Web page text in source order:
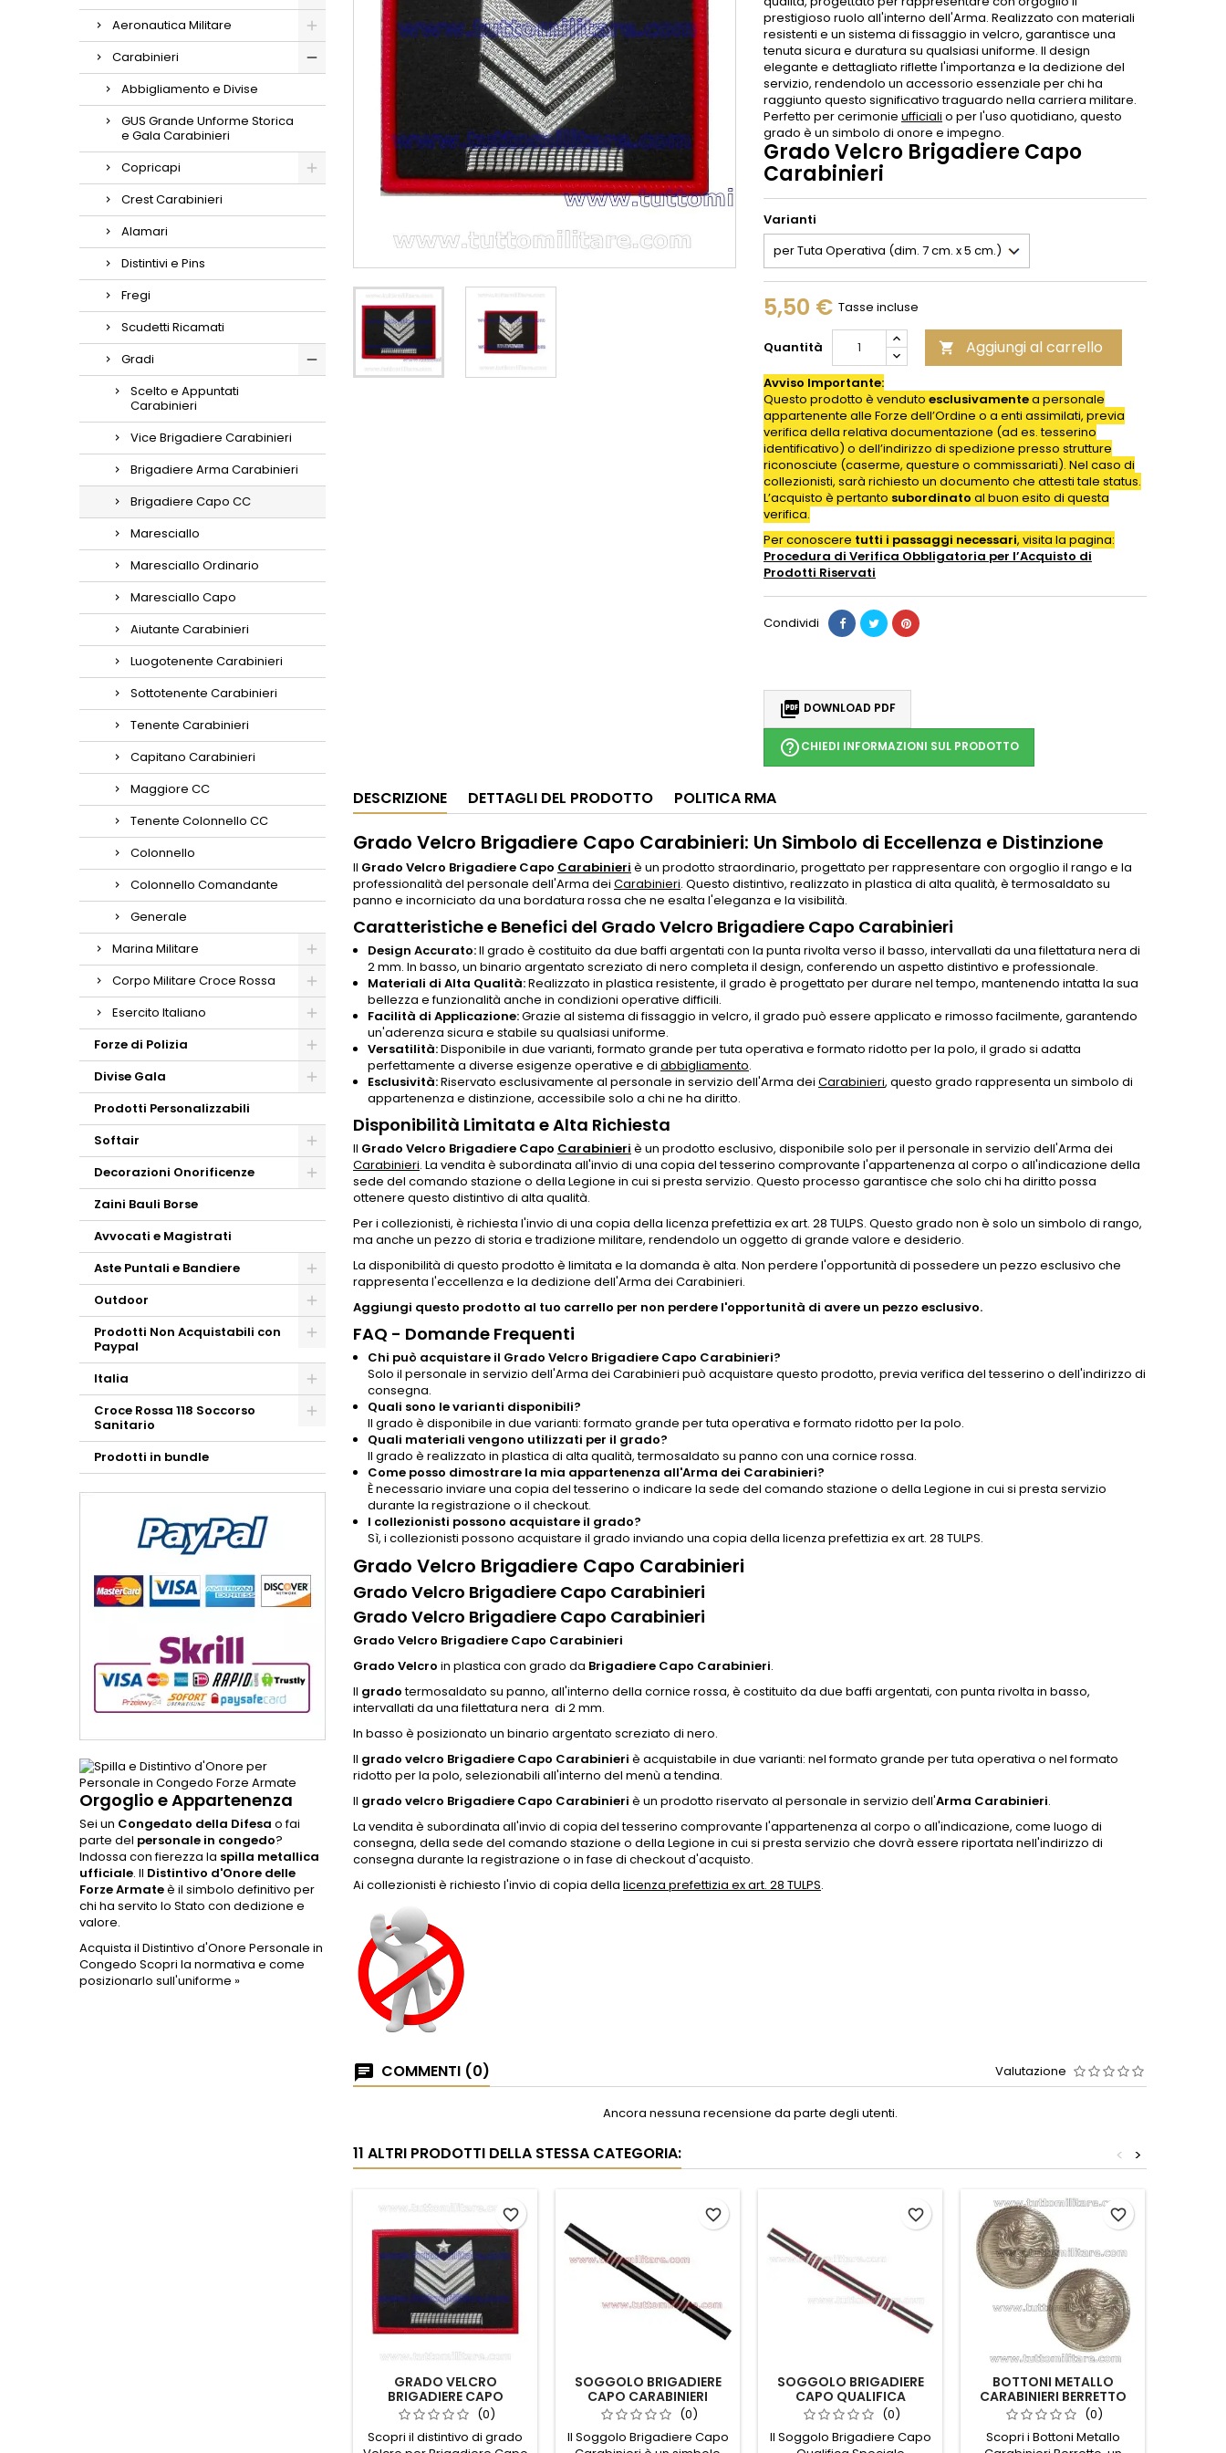
Aeronautica Militare
Carabinieri
Abbigliamento e Divise
GUS Grande Unforme Storica
e Gala Carabinieri
Copricapi
Crest Carabinieri
Alamari
Distintivi e Pins
Fregi
Scudetti Ricamati
Gradi
Scelto e Appuntati
Carabinieri
Vice Brigadiere Carabinieri
Brigadiere Arma Carabinieri
Brigadiere Capo CC
Maresciallo
Maresciallo Ordinario
Maresciallo Capo
Aiutante Carabinieri
Luogotenente Carabinieri
Sottotenente Carabinieri
Tenente Carabinieri
Capitano Carabinieri
Maggiore CC
Tenente Colonnello CC
Colonnello
Colonnello Comandante
Generale
Marina Militare
Corpo Militare Croce Rossa
Esercito Italiano
Forze di Polizia
Divise Gala
Prodotti Personalizzabili
Softair
Decorazioni Onorificenze
Zaini Bauli Borse
Avvocati e Magistrati
Aste Puntali e Bandiere
Outdoor
Prodotti Non Acquistabili con
Paypal
Italia
Croce Rossa 118 Soccorso
Sanitario
Prodotti in bundle
Orgoglio e Appartenenza
Sei un Congedato della Difesa o fai
parte del personale in congedo?
Indossa con fierezza la spilla metallica
ufficiale. Il Distintivo d'Onore delle
Forze Armateè il simbolo definitivo per
chi ha servito lo Stato con dedizione e
valore.
Acquista il Distintivo d'Onore Personale in
Congedo Scopri la normativa e come
posizionarlo sull'uniforme »
prestigioso ruolo all'interno dell'Arma. Realizzato con materiali
resistenti e un sistema di fissaggio in velcro, garantisce una
tenuta sicura e duratura su qualsiasi uniforme. Il design
elegante e dettagliato riflette l'importanza e la dedizione del
servizio, rendendolo un accessorio essenziale per chi ha
raggiunto questo significativo traguardo nella carriera militare.
Perfetto per cerimonie ufficiali o per l'uso quotidiano, questo
grado è un simbolo di onore e impegno.
Grado Velcro Brigadiere Capo
Carabinieri
Varianti
5,50 € Tasse incluse
Quantità  Aggiungi al carrello
Avviso Importante:
Questo prodotto è venduto esclusivamentea personale
appartenente alle Forze dell’Ordine o a enti assimilati, previa
verifica della relativa documentazione (ad es. tesserino
identificativo) o dell’indirizzo di spedizione presso strutture
riconosciute (caserme, questure o commissariati). Nel caso di
collezionisti, sarà richiesto un documento che attesti tale status.
L’acquisto è pertanto subordinato al buon esito di questa
verifica.
Per conoscere tutti i passaggi necessari, visita la pagina:
Procedura di Verifica Obbligatoria per l’Acquisto di
Prodotti Riservati
Condividi
 DOWNLOAD PDF
help_outlineCHIEDI INFORMAZIONI SUL PRODOTTO
DESCRIZIONE DETTAGLI DEL PRODOTTO POLITICA RMA
Grado Velcro Brigadiere Capo Carabinieri: Un Simbolo di Eccellenza e Distinzione
Il Grado Velcro Brigadiere Capo Carabinieri è un prodotto straordinario, progettato per rappresentare con orgoglio il rango e la
professionalità del personale dell'Arma dei Carabinieri. Questo distintivo, realizzato in plastica di alta qualità, è termosaldato su
panno e incorniciato da una bordatura rossa che ne esalta l'eleganza e la visibilità.
Caratteristiche e Benefici del Grado Velcro Brigadiere Capo Carabinieri
Design Accurato:Il grado è costituito da due baffi argentati con la punta rivolta verso il basso, intervallati da una filettatura nera di
2 mm. In basso, un binario argentato screziato di nero completa il design, conferendo un aspetto distintivo e professionale.
Materiali di Alta Qualità:Realizzato in plastica resistente, il grado è progettato per durare nel tempo, mantenendo intatta la sua
bellezza e funzionalità anche in condizioni operative difficili.
Facilità di Applicazione:Grazie al sistema di fissaggio in velcro, il grado può essere applicato e rimosso facilmente, garantendo
un'aderenza sicura e stabile su qualsiasi uniforme.
Versatilità:Disponibile in due varianti, formato grande per tuta operativa e formato ridotto per la polo, il grado si adatta
perfettamente a diverse esigenze operative e di abbigliamento.
Esclusività:Riservato esclusivamente al personale in servizio dell'Arma dei Carabinieri, questo grado rappresenta un simbolo di
appartenenza e distinzione, accessibile solo a chi ne ha diritto.
Disponibilità Limitata e Alta Richiesta
Il Grado Velcro Brigadiere Capo Carabinieri è un prodotto esclusivo, disponibile solo per il personale in servizio dell'Arma dei
Carabinieri. La vendita è subordinata all'invio di una copia del tesserino comprovante l'appartenenza al corpo o all'indicazione della
sede del comando stazione o della Legione in cui si presta servizio. Questo processo garantisce che solo chi ha diritto possa
ottenere questo distintivo di alta qualità.
Per i collezionisti, è richiesta l'invio di una copia della licenza prefettizia ex art. 28 TULPS. Questo grado non è solo un simbolo di rango,
ma anche un pezzo di storia e tradizione militare, rendendolo un oggetto di grande valore e desiderio.
La disponibilità di questo prodotto è limitata e la domanda è alta. Non perdere l'opportunità di possedere un pezzo esclusivo che
rappresenta l'eccellenza e la dedizione dell'Arma dei Carabinieri.
Aggiungi questo prodotto al tuo carrello per non perdere l'opportunità di avere un pezzo esclusivo.
FAQ - Domande Frequenti
Chi può acquistare il Grado Velcro Brigadiere Capo Carabinieri?
Solo il personale in servizio dell'Arma dei Carabinieri può acquistare questo prodotto, previa verifica del tesserino o dell'indirizzo di
consegna.
Quali sono le varianti disponibili?
Il grado è disponibile in due varianti: formato grande per tuta operativa e formato ridotto per la polo.
Quali materiali vengono utilizzati per il grado?
Il grado è realizzato in plastica di alta qualità, termosaldato su panno con una cornice rossa.
Come posso dimostrare la mia appartenenza all'Arma dei Carabinieri?
È necessario inviare una copia del tesserino o indicare la sede del comando stazione o della Legione in cui si presta servizio
durante la registrazione o il checkout.
I collezionisti possono acquistare il grado?
Sì, i collezionisti possono acquistare il grado inviando una copia della licenza prefettizia ex art. 28 TULPS.
Grado Velcro Brigadiere Capo Carabinieri
Grado Velcro Brigadiere Capo Carabinieri
Grado Velcro Brigadiere Capo Carabinieri
Grado Velcro Brigadiere Capo Carabinieri
Grado Velcro in plastica con grado da Brigadiere Capo Carabinieri.
Il gradotermosaldato su panno, all'interno della cornice rossa, è costituito da due baffi argentati, con punta rivolta in basso,
intervallati da una filettatura nera di 2 mm.
In basso è posizionato un binario argentato screziato di nero.
Il grado velcro Brigadiere Capo Carabinieri è acquistabile in due varianti: nel formato grande per tuta operativa o nel formato
ridotto per la polo, selezionabili all'interno del menù a tendina.
Il grado velcro Brigadiere Capo Carabinieri è un prodotto riservato al personale in servizio dell'Arma Carabinieri.
La vendita è subordinata all'invio di copia del tesserino comprovante l'appartenenza al corpo o all'indicazione, come luogo di
consegna, della sede del comando stazione o della Legione in cui si presta servizio che dovrà essere riportata nell'indirizzo di
consegna durante la registrazione o in fase di checkout d'acquisto.
Ai collezionisti è richiesto l'invio di copia della licenza prefettizia ex art. 28 TULPS.
COMMENTI (0) Valutazione
Ancora nessuna recensione da parte degli utenti.
11 ALTRI PRODOTTI DELLA STESSA CATEGORIA: >
<
GRADO VELCRO
BRIGADIERE CAPO
QUALIFICA SPECIALE
CARABINIERI
(0)
Scopri il distintivo di grado
favorite_border
SOGGOLO BRIGADIERE
CAPO CARABINIERI
(0)
Il Soggolo Brigadiere Capo
favorite_border
SOGGOLO BRIGADIERE
CAPO QUALIFICA
SPECIALE CARABINIERI
(0)
Il Soggolo Brigadiere Capo
favorite_border
BOTTONI METALLO
CARABINIERI BERRETTO
(0)
Scopri i Bottoni Metallo
favorite_border